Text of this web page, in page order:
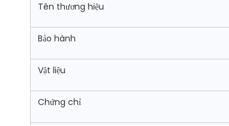
Tên thương hiệu
Bảo hành
Vật liệu
Chứng chỉ